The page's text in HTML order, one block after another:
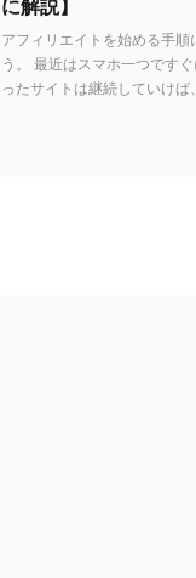
に解説】
アフィリエイトを始める手
う。 最近はスマホ一つです
ったサイトは継続していけ